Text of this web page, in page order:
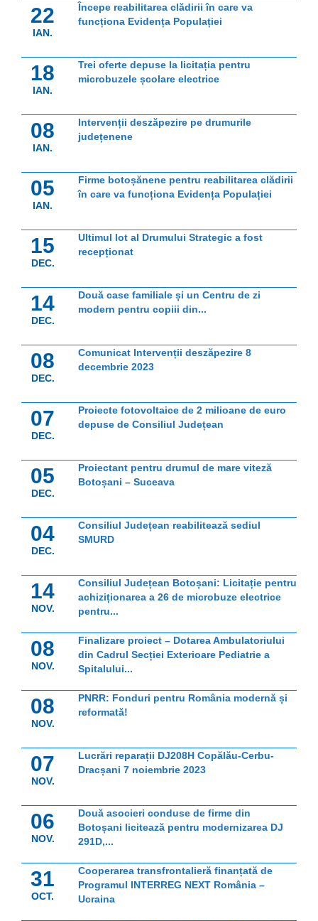
22
IAN.
Începe reabilitarea clădirii în care va
funcționa Evidența Populației
18
IAN.
Trei oferte depuse la licitația pentru
microbuzele școlare electrice
08
IAN.
Intervenții deszăpezire pe drumurile
județenene
05
IAN.
Firme botoșănene pentru reabilitarea clădirii
în care va funcționa Evidența Populației
15
DEC.
Ultimul lot al Drumului Strategic a fost
recepționat
14
DEC.
Două case familiale și un Centru de zi
modern pentru copiii din...
08
DEC.
Comunicat Intervenții deszăpezire 8
decembrie 2023
07
DEC.
Proiecte fotovoltaice de 2 milioane de euro
depuse de Consiliul Județean
05
DEC.
Proiectant pentru drumul de mare viteză
Botoșani – Suceava
04
DEC.
Consiliul Județean reabilitează sediul
SMURD
14
NOV.
Consiliul Județean Botoșani: Licitație pentru
achiziționarea a 26 de microbuze electrice
pentru...
08
NOV.
Finalizare proiect – Dotarea Ambulatoriului
din Cadrul Secției Exterioare Pediatrie a
Spitalului...
08
NOV.
PNRR: Fonduri pentru România modernă și
reformată!
07
NOV.
Lucrări reparații DJ208H Copălău-Cerbu-
Dracșani 7 noiembrie 2023
06
NOV.
Două asocieri conduse de firme din
Botoșani licitează pentru modernizarea DJ
291D,...
31
OCT.
Cooperarea transfrontalieră finanțată de
Programul INTERREG NEXT România –
Ucraina